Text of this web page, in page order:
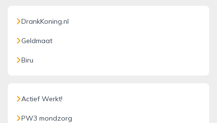
DrankKoning.nl
Geldmaat
Biru
Actief Werkt!
PW3 mondzorg